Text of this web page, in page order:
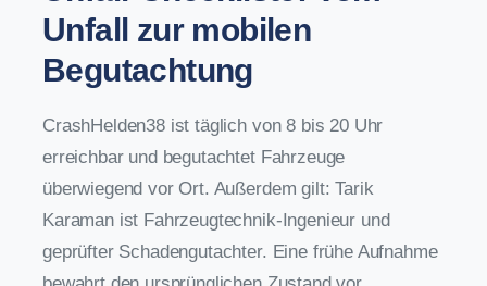
Unfall zur mobilen
Begutachtung
CrashHelden38 ist täglich von 8 bis 20 Uhr
erreichbar und begutachtet Fahrzeuge
überwiegend vor Ort. Außerdem gilt: Tarik
Karaman ist Fahrzeugtechnik-Ingenieur und
geprüfter Schadengutachter. Eine frühe Aufnahme